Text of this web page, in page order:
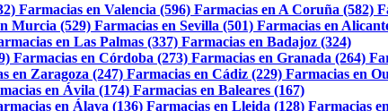
Farmacias en Valencia (596) Farmacias en A Coruña (582)
Murcia (529) Farmacias en Sevilla (501) Farmacias en
en Las Palmas (337) Farmacias en Badajoz (324)
Farmacias en Córdoba (273) Farmacias en Granada (264)
en Zaragoza (247) Farmacias en Cádiz (229) Farmacias en
en Ávila (174) Farmacias en Baleares (167)
en Álava (136) Farmacias en Lleida (128) Farmacias